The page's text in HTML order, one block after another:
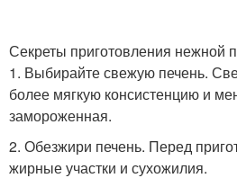
Печени с картофелем
Печень для
Секреты приготовления нежной
1. Выбирайте свежую печень.
более мягкую консистенцию и
замороженная.
2. Обезжири печень. Перед
жирные участки и сухожилия.